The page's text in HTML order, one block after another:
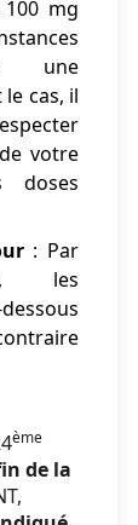
100 mg
une
le cas, il
votre
doses
: Par
les
ème
de la